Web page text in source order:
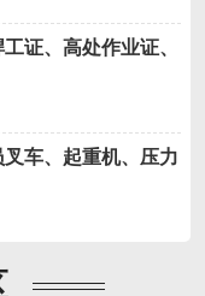
证、高处作业证、
车、起重机、压力